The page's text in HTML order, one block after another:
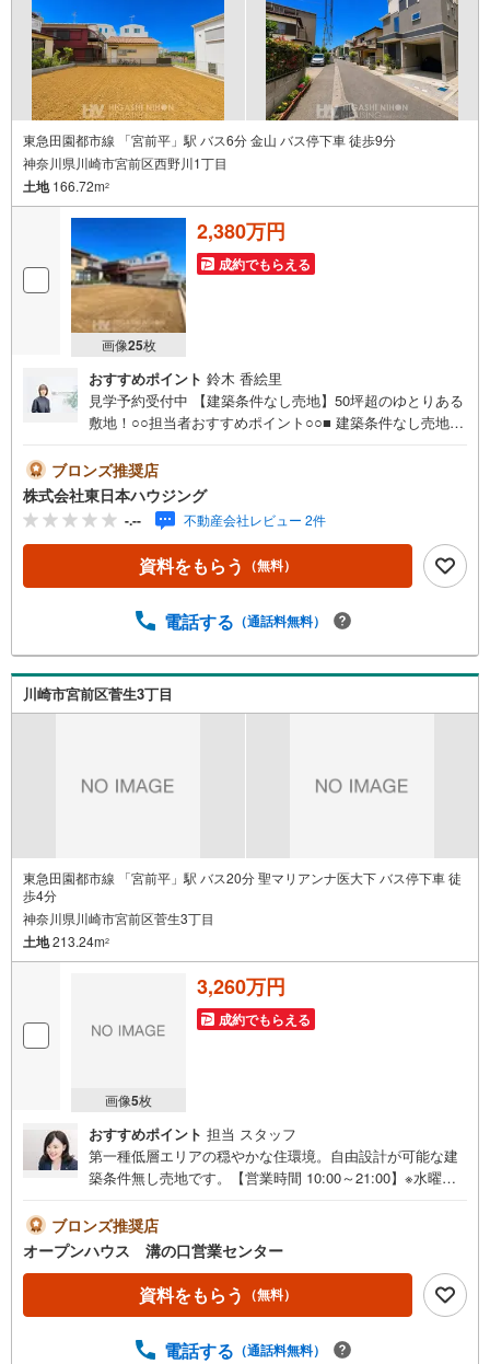
東急田園都市線 「宮前平」駅 バス6分 金山 バス停下車 徒歩9分
神奈川県川崎市宮前区西野川1丁目
土地166.72m2
画像25枚
2,380万円
成約でもらえる
おすすめポイント 鈴木 香絵里
見学予約受付中 【建築条件なし売地】50坪超のゆとりある
敷地！○○担当者おすすめポイント○○■ 建築条件なし売地の
実現できます■ 土地面積166.72m2（約50.43坪）、正味宅
地面積143.72m2（約43.47坪）のゆとりある敷地■ 陽当た
り・開放感良好、平坦な更地につき建築プランも検討しや
すい立地■ 建ぺい率60％・容積率200％■ 複数駅利用可能で
各方面へのアクセスも便利■ 現地見学受付中！周辺環境や
街並みもあわせてご確認ください【ライフインフォメーシ
校…約902m（徒歩約12分）・フジ上野川店…約460m（徒
を除く）上記時間はお電話が繋がりやすくなっておりま
す。ぜひお気軽にご連絡下さい！現地を見学される場合は
「室内・現地を見学する（無料）」ボタンよりご希望の日
ブロンズ推奨店
株式会社東日本ハウジング
-.-- 不動産会社レビュー 2件
資料をもらう （無料）
電話する （通話料無料）
川崎市宮前区菅生3丁目
東急田園都市線 「宮前平」駅 バス20分 聖マリアンナ医大下 バス停下車 徒
歩4分
神奈川県川崎市宮前区菅生3丁目
土地213.24m2
画像5枚
3,260万円
成約でもらえる
おすすめポイント 担当 スタッフ
第一種低層エリアの穏やかな住環境。自由設計が可能な建
築条件無し売地です。【営業時間 10:00～21:00】※水曜定
お気軽にご連絡ください！現地を見学される場合は「室
内・現地を見学する（無料）」ボタンよりご希望の日時を
ご記入いただけますとスムーズにご案内が可能です。◎現
地のご案内について・平日や夜遅い時間帯もご案内が可
能 ※定休日を除く・経験豊富なスタッフが物件詳細を丁寧
の場所まで送迎します。・チャイルドシートのご用意ござ
ブロンズ推奨店
オープンハウス 溝の口営業センター
資料をもらう （無料）
電話する （通話料無料）